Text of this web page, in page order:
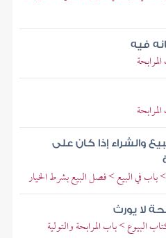
فيه
والشراء إذا كان على
في البيع > فصل البيع بشرط الخيار
لا يورث
البيوع > باب المرابحة والتولية